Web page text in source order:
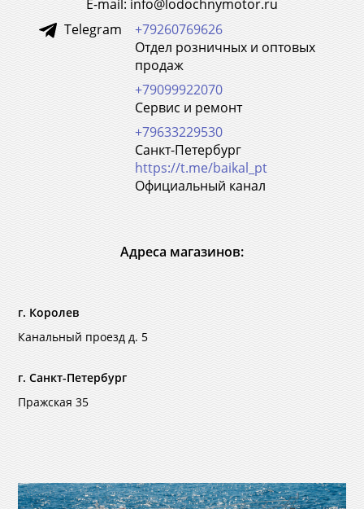
E-mail: info@lodochnymotor.ru
Telegram
+79260769626
Отдел розничных и оптовых
продаж
+79099922070
Сервис и ремонт
+79633229530
Санкт-Петербург
https://t.me/baikal_pt
Официальный канал
Адреса магазинов:
г. Королев
Канальный проезд д. 5
г. Санкт-Петербург
Пражская 35